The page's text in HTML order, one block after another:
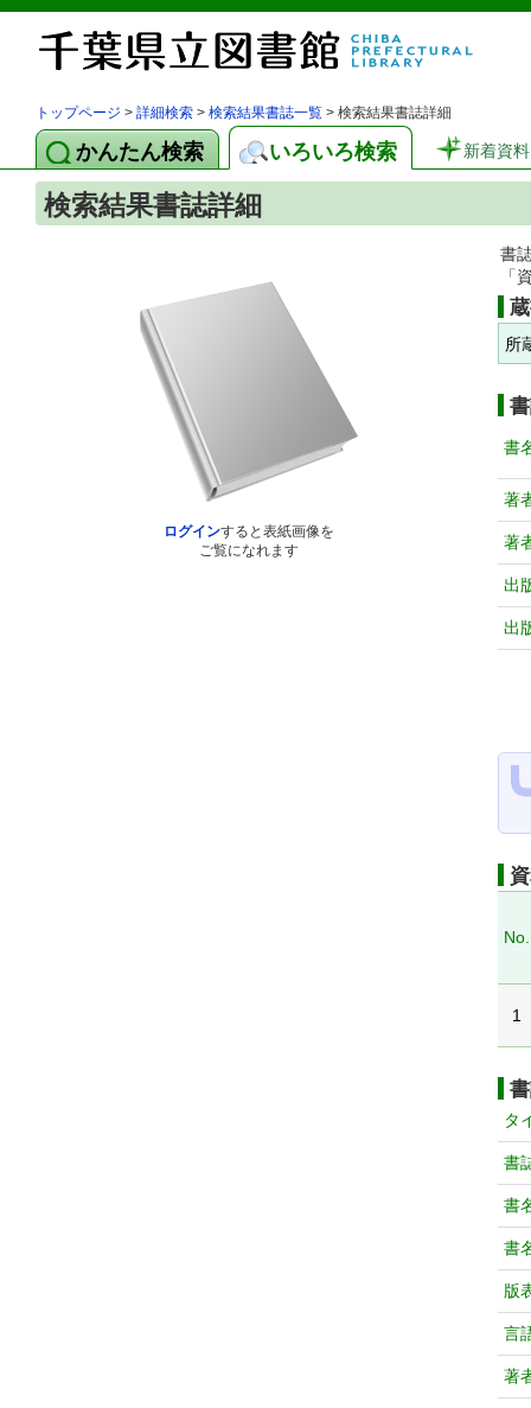
トップページ > 詳細検索 > 検索結果書誌一覧 > 検索結果書誌詳細
かんたん検索 いろいろ検索 新着資料
検索結果書誌詳細
ログインすると表紙画像を
ご覧になれます
書
「
所
書
著
著
出
出
No.
1
タ
書
書
書
版
言
著